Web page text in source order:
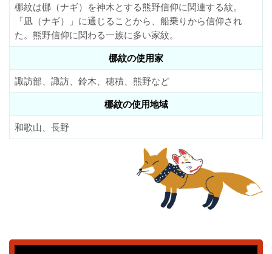
梛紋は梛（ナギ）を神木とする熊野信仰に関連する紋。
「凪（ナギ）」に通じることから、船乗りから信仰され
た。熊野信仰に関わる一族に多い家紋。
梛紋の使用家
諏訪部、諏訪、鈴木、穂積、熊野など
梛紋の使用地域
和歌山、長野